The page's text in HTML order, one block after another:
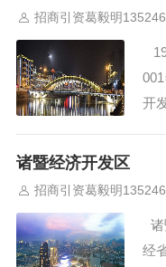
里
发
招商引资葛毅明
开
全
诸暨经济开发区
招商引资葛毅明
经